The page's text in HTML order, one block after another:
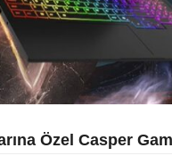
Özel Casper